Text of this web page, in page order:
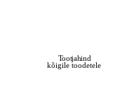
Tootjahind
kõigile toodetele